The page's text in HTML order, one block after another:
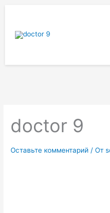
содержимому
doctor 9
Оставьте комментарий / От